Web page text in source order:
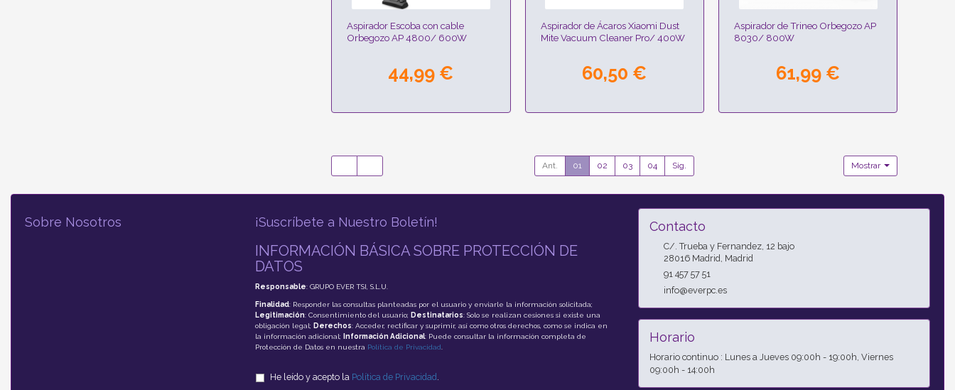
Aspirador Escoba con cable
Orbegozo AP 4800/ 600W
44,99 €
Aspirador de Ácaros Xiaomi Dust
Mite Vacuum Cleaner Pro/ 400W
60,50 €
Aspirador de Trineo Orbegozo AP
8030/ 800W
61,99 €
Ant. 01 02 03 04 Sig. Mostrar
Sobre Nosotros ¡Suscríbete a Nuestro Boletín!
INFORMACIÓN BÁSICA SOBRE PROTECCIÓN DE
DATOS
Responsable: GRUPO EVER TSI, S.L.U.
Finalidad: Responder las consultas planteadas por el usuario y enviarle la información solicitada;
Legitimación: Consentimiento del usuario; Destinatarios: Solo se realizan cesiones si existe una
obligación legal; Derechos: Acceder, rectificar y suprimir, así como otros derechos, como se indica en
la información adicional;
Información Adicional: Puede consultar la información completa de
Protección de Datos en nuestra Política de Privacidad
He leído y acepto la Política de Privacidad
Contacto
C/. Trueba y Fernandez, 12 bajo
28016 Madrid Madrid
91 457 57 51
info@everpc.es
Horario
Horario continuo : Lunes a Jueves 09:00h - 19:00h, Viernes
09:00h - 14:00h